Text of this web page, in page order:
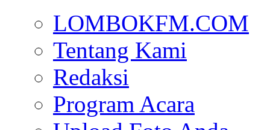
LOMBOKFM.COM
Tentang Kami
Redaksi
Program Acara